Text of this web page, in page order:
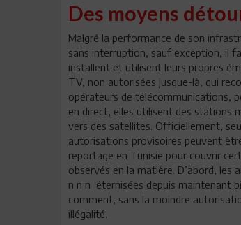
Des moyens
Malgré la performance de son
sans interruption, sauf exception, il
installent et utilisent leurs propres
TV, non autorisées jusque-là, qui
opérateurs de télécommunications,
en direct, elles utilisent des stations
vers des satellites. Officiellement,
autorisations provisoires peuvent
reportage en Tunisie pour couvrir
observés en la matière. D’abord,
n n n éternisées depuis maintenant
comment, sans la moindre
illégalité.